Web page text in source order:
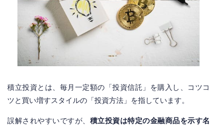
積立投資とは、毎月一定額の「投資信託」を購入し、コツコ
ツと買い増すスタイルの「投資方法」を指しています。
誤解されやすいですが、 積立投資は特定の金融商品を示す名